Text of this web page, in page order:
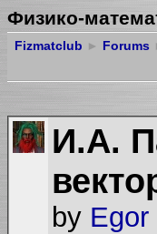
Физико-
Fizmatclub ► Forums
И.А.
by